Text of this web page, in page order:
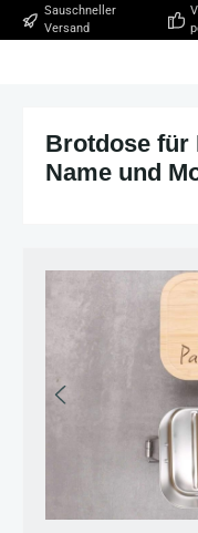
Zum Hauptinhalt springen
Sauschneller
Versand
Brotdose für
Name und
Bildergalerie